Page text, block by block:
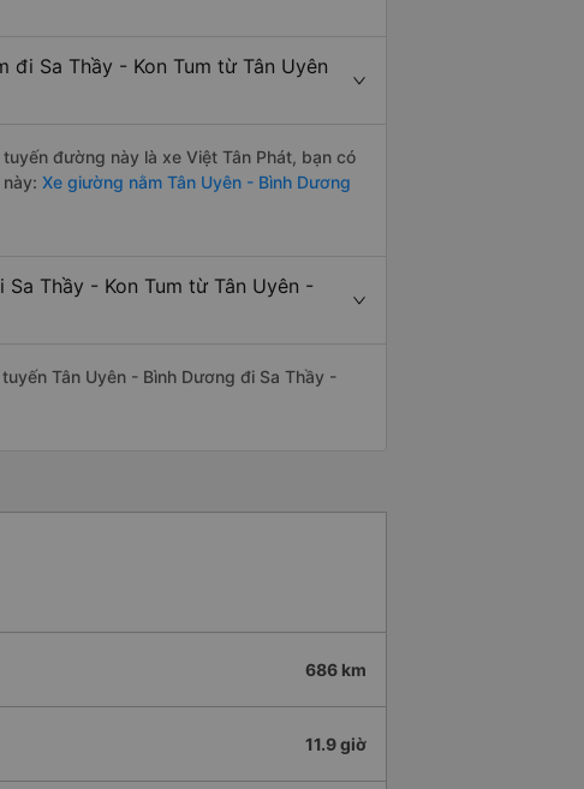
đi Sa Thầy - Kon Tum từ Tân Uyên
đường này là xe Việt Tân Phát, bạn có
Xe giường nằm Tân Uyên - Bình Dương
Thầy - Kon Tum từ Tân Uyên -
Tân Uyên - Bình Dương đi Sa Thầy -
686 km
11.9 giờ